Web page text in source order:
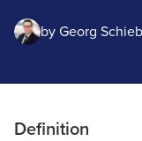
by Georg
Definition